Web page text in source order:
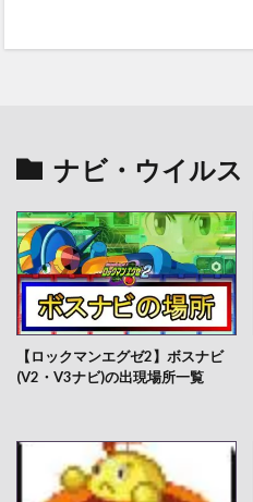
ナビ・ウイルス
【ロックマンエグゼ2】ボスナビ
(V2・V3ナビ)の出現場所一覧